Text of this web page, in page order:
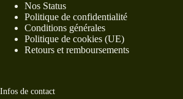
Nos Status
Politique de confidentialité
Conditions générales
Politique de cookies (UE)
Retours et remboursements
Infos de contact